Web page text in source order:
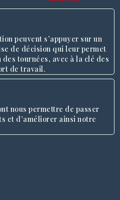
peuvent s’appuyer sur un
de décision qui leur permet
tournées, avec à la clé des
de travail.
nous permettre de passer
et d’améliorer ainsi notre